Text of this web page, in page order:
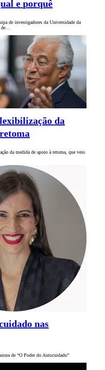
e porquê
de investigadores da Universidade da
de…
da
da medida de apoio à retoma, que veio
nas
de “O Poder do Autocuidado”